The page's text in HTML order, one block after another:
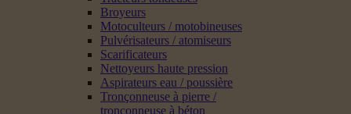
Broyeurs
Motoculteurs / motobineuses
Pulvérisateurs / atomiseurs
Scarificateurs
Nettoyeurs haute pression
Aspirateurs eau / poussière
Tronçonneuse à pierre /
tronçonneuse à béton